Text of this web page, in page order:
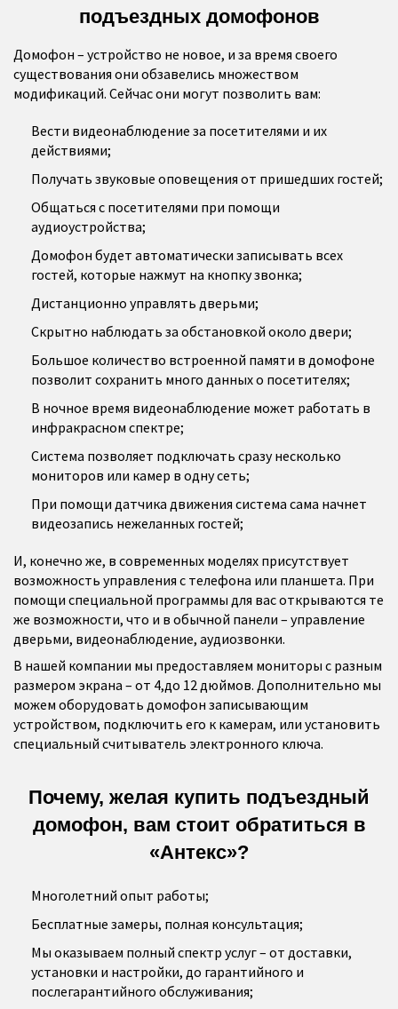
подъездных домофонов
Домофон – устройство не новое, и за время своего
существования они обзавелись множеством
модификаций. Сейчас они могут позволить вам:
Вести видеонаблюдение за посетителями и их
действиями;
Получать звуковые оповещения от пришедших гостей;
Общаться с посетителями при помощи
аудиоустройства;
Домофон будет автоматически записывать всех
гостей, которые нажмут на кнопку звонка;
Дистанционно управлять дверьми;
Скрытно наблюдать за обстановкой около двери;
Большое количество встроенной памяти в домофоне
позволит сохранить много данных о посетителях;
В ночное время видеонаблюдение может работать в
инфракрасном спектре;
Система позволяет подключать сразу несколько
мониторов или камер в одну сеть;
При помощи датчика движения система сама начнет
видеозапись нежеланных гостей;
И, конечно же, в современных моделях присутствует
возможность управления с телефона или планшета. При
помощи специальной программы для вас открываются те
же возможности, что и в обычной панели – управление
дверьми, видеонаблюдение, аудиозвонки.
В нашей компании мы предоставляем мониторы с разным
размером экрана – от 4,до 12 дюймов. Дополнительно мы
можем оборудовать домофон записывающим
устройством, подключить его к камерам, или установить
специальный считыватель электронного ключа.
Почему, желая купить подъездный
домофон, вам стоит обратиться в
«Антекс»?
Многолетний опыт работы;
Бесплатные замеры, полная консультация;
Мы оказываем полный спектр услуг – от доставки,
установки и настройки, до гарантийного и
послегарантийного обслуживания;